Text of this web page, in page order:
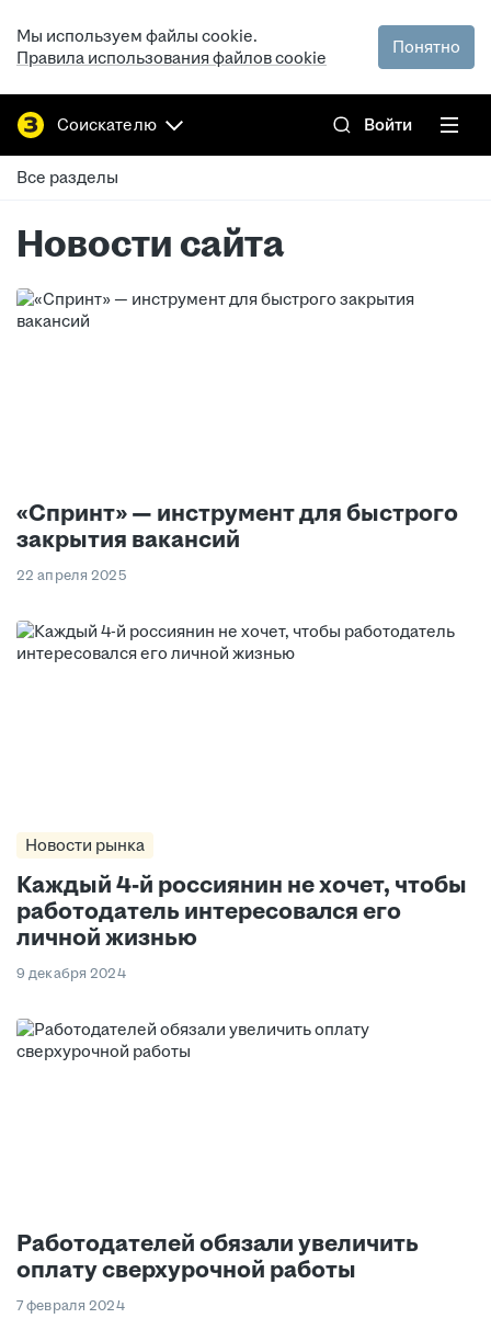
Мы используем файлы cookie.
Правила использования файлов cookie
Понятно
Соискателю Войти
Все разделы
Новости сайта
«Спринт» — инструмент для быстрого
закрытия вакансий
22 апреля 2025
Новости рынка
Каждый 4-й россиянин не хочет, чтобы
работодатель интересовался его
личной жизнью
9 декабря 2024
Работодателей обязали увеличить
оплату сверхурочной работы
7 февраля 2024